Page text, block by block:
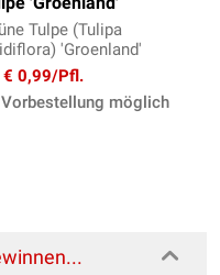
Tulpe (Tulipa
'Groenland'
€ 0,99/Pfl.
Vorbestellung möglich